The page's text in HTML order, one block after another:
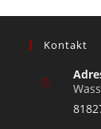
Kontakt